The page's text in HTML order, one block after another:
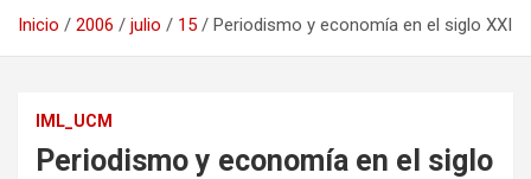
Inicio 2006 julio 15 Periodismo y economía en el siglo XXI
IML_UCM
Periodismo y economía en el siglo